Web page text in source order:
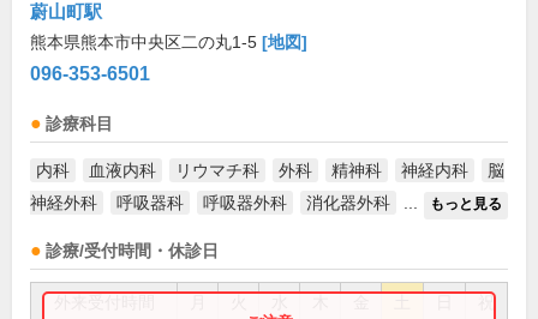
蔚山町駅
熊本県熊本市中央区二の丸1-5 [地図]
096-353-6501
診療科目
内科 血液内科 リウマチ科 外科 精神科 神経内科
脳
神経外科
呼吸器科 呼吸器外科 消化器外科 もっと見る
診療/受付時間・休診日
祝